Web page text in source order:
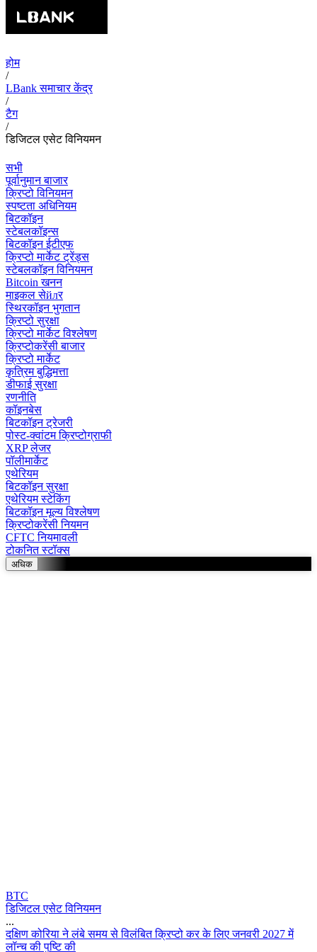
होम
/
LBank समाचार केंद्र
/
टैग
/
डिजिटल एसेट विनियमन
सभी
पूर्वानुमान बाजार
क्रिप्टो विनियमन
स्पष्टता अधिनियम
बिटकॉइन
स्टेबलकॉइन्स
बिटकॉइन ईटीएफ
क्रिप्टो मार्केट ट्रेंड्स
स्टेबलकॉइन विनियमन
Bitcoin खनन
माइकल सेйлर
स्थिरकॉइन भुगतान
क्रिप्टो सुरक्षा
क्रिप्टो मार्केट विश्लेषण
क्रिप्टोकरेंसी बाजार
क्रिप्टो मार्केट
कृत्रिम बुद्धिमत्ता
डीफाई सुरक्षा
रणनीति
कॉइनबेस
बिटकॉइन ट्रेजरी
पोस्ट-क्वांटम क्रिप्टोग्राफी
XRP लेजर
पॉलीमार्केट
एथेरियम
बिटकॉइन सुरक्षा
एथेरियम स्टेकिंग
बिटकॉइन मूल्य विश्लेषण
क्रिप्टोकरेंसी नियमन
CFTC नियमावली
टोकनित स्टॉक्स
अधिक
BTC
डिजिटल एसेट विनियमन
...
दकण करय न लब समय स वलबत कपट कर क लए जनवर 2027 म
लनच क पष क